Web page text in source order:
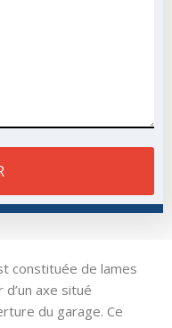
constituée de lames
axe situé
du garage. Ce